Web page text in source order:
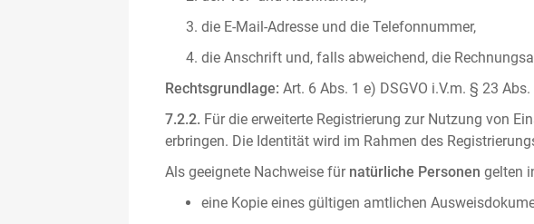
die E-Mail-Adresse und die Telefonnummer,
die Anschrift und, falls abweichend, die
Rechtsgrundlage: Art. 6 Abs. 1 e) DSGVO i.V.m. § 23
7.2.2. Für die erweiterte Registrierung zur Nutzung von
erbringen. Die Identität wird im Rahmen des
Als geeignete Nachweise für natürliche Personen gelten
eine Kopie eines gültigen amtlichen